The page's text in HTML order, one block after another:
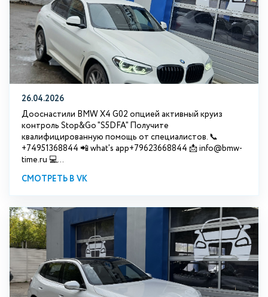
26.04.2026
Дооснастили BMW X4 G02 опцией активный круиз
контроль Stop&Go "S5DFA" Получите
квалифицированную помощь от специалистов. 📞
+74951368844 📲 what's app+79623668844 📩 info@bmw-
time.ru 💻...
СМОТРЕТЬ В VK